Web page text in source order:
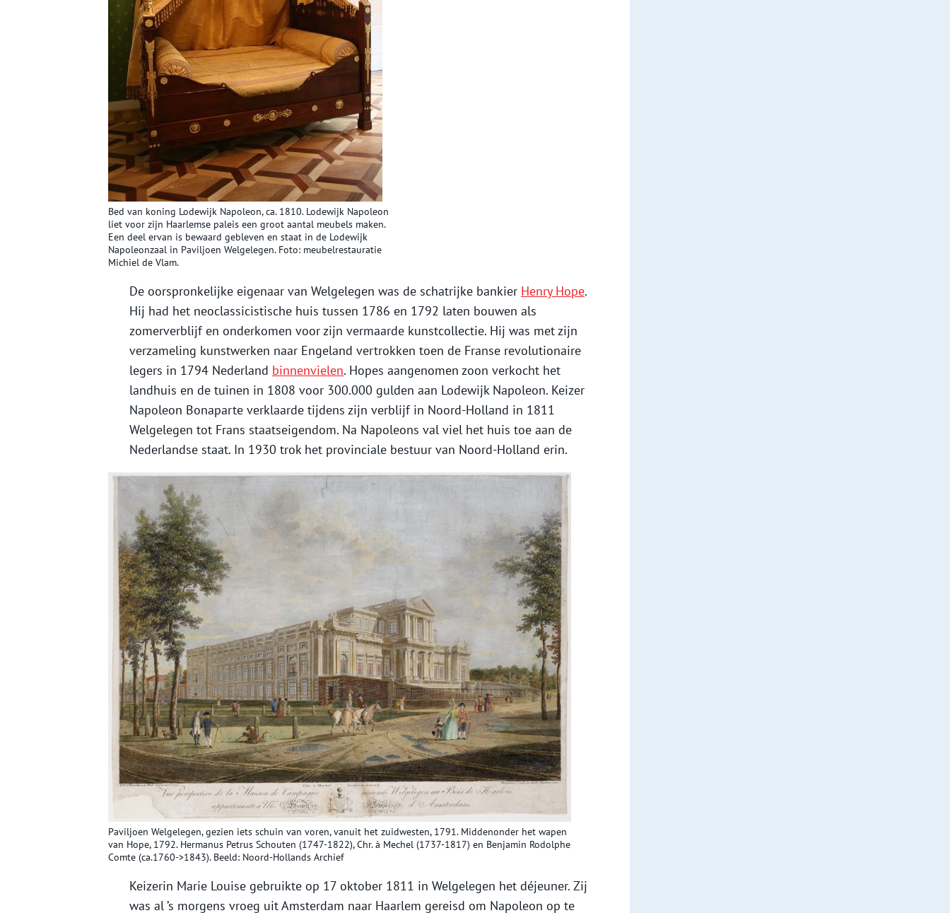
Bed van koning Lodewijk Napoleon, ca. 1810. Lodewijk Napoleon
liet voor zijn Haarlemse paleis een groot aantal meubels maken.
Een deel ervan is bewaard gebleven en staat in de Lodewijk
Napoleonzaal in Paviljoen Welgelegen. Foto: meubelrestauratie
Michiel de Vlam.
De oorspronkelijke eigenaar van Welgelegen was de schatrijke bankier Henry Hope.
Hij had het neoclassicistische huis tussen 1786 en 1792 laten bouwen als
zomerverblijf en onderkomen voor zijn vermaarde kunstcollectie. Hij was met zijn
verzameling kunstwerken naar Engeland vertrokken toen de Franse revolutionaire
legers in 1794 Nederland binnenvielen. Hopes aangenomen zoon verkocht het
landhuis en de tuinen in 1808 voor 300.000 gulden aan Lodewijk Napoleon. Keizer
Napoleon Bonaparte verklaarde tijdens zijn verblijf in Noord-Holland in 1811
Welgelegen tot Frans staatseigendom. Na Napoleons val viel het huis toe aan de
Nederlandse staat. In 1930 trok het provinciale bestuur van Noord-Holland erin.
Paviljoen Welgelegen, gezien iets schuin van voren, vanuit het zuidwesten, 1791. Middenonder het wapen
van Hope, 1792. Hermanus Petrus Schouten (1747-1822), Chr. à Mechel (1737-1817) en Benjamin Rodolphe
Comte (ca.1760->1843). Beeld: Noord-Hollands Archief
Keizerin Marie Louise gebruikte op 17 oktober 1811 in Welgelegen het déjeuner. Zij
was al ’s morgens vroeg uit Amsterdam naar Haarlem gereisd om Napoleon op te